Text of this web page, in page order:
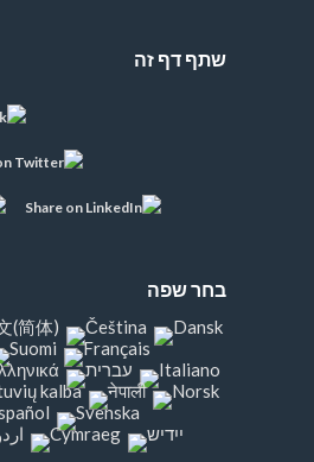
שתף דף זה
בחר שפה